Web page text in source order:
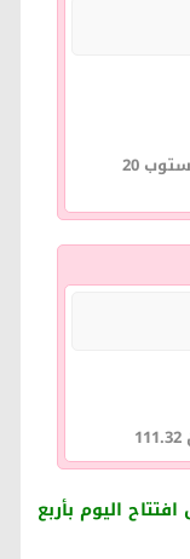
بيع من 1.1168 ستوب 20
اليوم بأربع